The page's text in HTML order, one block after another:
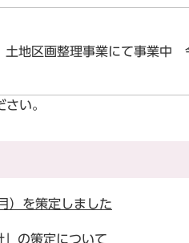
土地区画整理事業にて事業中
い。
）を策定しました
」の策定について